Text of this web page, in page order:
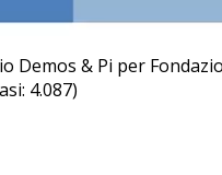
Demos & Pi per
4.087)